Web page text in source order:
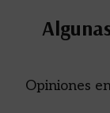
Opiniones